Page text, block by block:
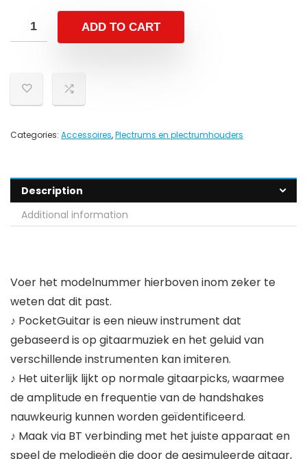
ADD TO CART
Categories: Accessoires,Plectrums en plectrumhouders
Description
Additional information
Voer het modelnummer hierboven inom zeker te
weten dat dit past.
♪ PocketGuitar is een nieuw instrument dat
gebaseerd is op gitaarmuziek en het geluid van
verschillende instrumenten kan imiteren.
♪ Het uiterlijk lijkt op normale gitaarpicks, waarmee
de amplitude en frequentie van de handshakes
nauwkeurig kunnen worden geïdentificeerd.
♪ Maak via BT verbinding met het juiste apparaat en
speel de melodieën die door de gesimuleerde gitaar,